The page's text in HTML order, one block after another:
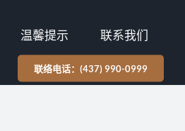
温馨提示 联系我们
联络电话：(437) 990-0999